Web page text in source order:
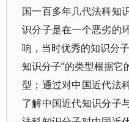
国一百多年几代法科知
识分子是在一个恶劣的
响，当时优秀的知识分
知识分子”的类型根据
型；通过对中国近代法
了解中国近代知识分子